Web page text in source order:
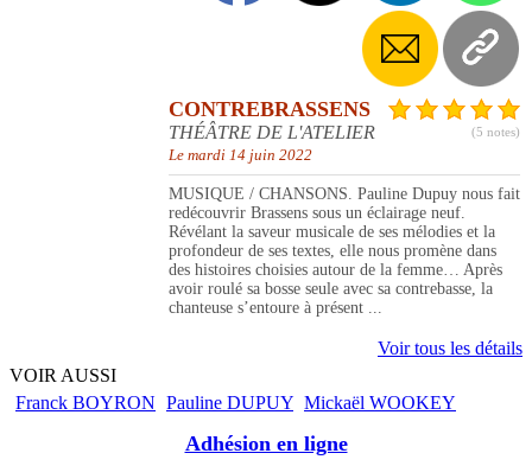
(5 notes)
CONTREBRASSENS
THÉÂTRE DE L'ATELIER
Le mardi 14 juin 2022
MUSIQUE / CHANSONS. Pauline Dupuy nous fait
redécouvrir Brassens sous un éclairage neuf.
Révélant la saveur musicale de ses mélodies et la
profondeur de ses textes, elle nous promène dans
des histoires choisies autour de la femme… Après
avoir roulé sa bosse seule avec sa contrebasse, la
chanteuse s’entoure à présent ...
Voir tous les détails
VOIR AUSSI
Franck BOYRON Pauline DUPUY Mickaël WOOKEY
Adhésion en ligne